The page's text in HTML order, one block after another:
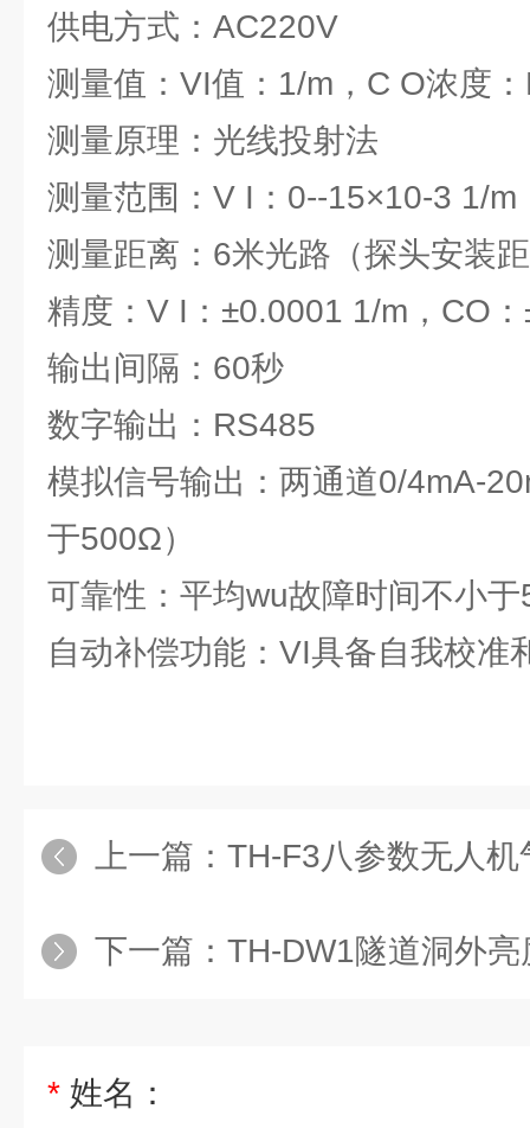
供电方式：AC220V
测量值：VI值：1/m，C O浓度
测量原理：光线投射法
测量范围：V I：0--15×10-3 1/m
测量距离：6米光路（探头安装
精度：V I：±0.0001 1/m，CO
输出间隔：60秒
数字输出：RS485
模拟信号输出：两通道0/4mA-
于500Ω）
可靠性：平均wu故障时间不小
自动补偿功能：VI具备自我校准
上一篇： TH-F3八参数无人机
下一篇： TH-DW1隧道洞外
* 姓名：